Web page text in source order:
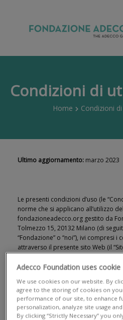
Condizioni di
Home Condizioni
Ultimo aggiornamento: marzo 2023
Le presenti condizioni d’uso (le
norme che si applicano all’utilizzo
fondazioneadecco.org gestito da
Tolmezzo 15, 20132 Milano (di
“Fondazione” o “noi”), ivi compresi
attraverso il presente sito Web (il
Di seguito è riportato un indice che,
Accettazione
Adecco Foundation uses cookie
We use cookies on our website. By
agree to the storing of cookies on
performance of our site, to enhance
personalization, analyze site usage
By clicking “Strictly Necessary” you